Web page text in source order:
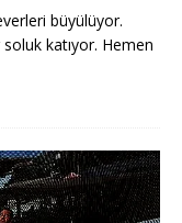
büyülüyor.
katıyor. Hemen